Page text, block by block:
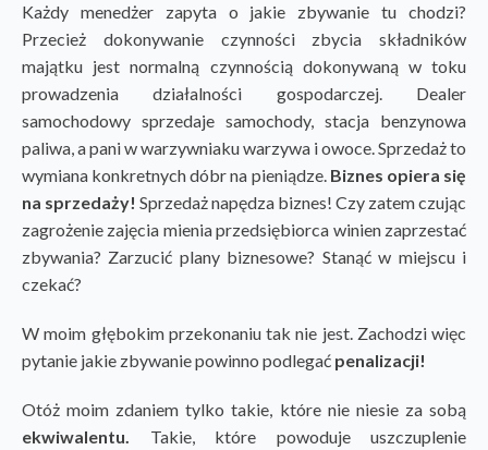
Każdy menedżer zapyta o jakie zbywanie tu chodzi?
Przecież dokonywanie czynności zbycia składników
majątku jest normalną czynnością dokonywaną w toku
prowadzenia działalności gospodarczej. Dealer
samochodowy sprzedaje samochody, stacja benzynowa
paliwa, a pani w warzywniaku warzywa i owoce. Sprzedaż to
wymiana konkretnych dóbr na pieniądze. Biznes opiera się
na sprzedaży! Sprzedaż napędza biznes! Czy zatem czując
zagrożenie zajęcia mienia przedsiębiorca winien zaprzestać
zbywania? Zarzucić plany biznesowe? Stanąć w miejscu i
czekać?
W moim głębokim przekonaniu tak nie jest. Zachodzi więc
pytanie jakie zbywanie powinno podlegać penalizacji!
Otóż moim zdaniem tylko takie, które nie niesie za sobą
ekwiwalentu. Takie, które powoduje uszczuplenie